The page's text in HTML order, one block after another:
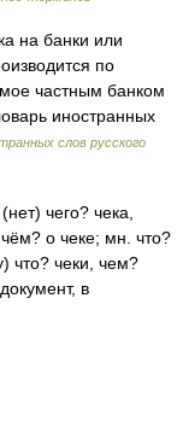
на банки или
по
частным банком
иностранных
слов русского
чего? чека,
о чеке; мн. что?
что? чеки, чем?
в